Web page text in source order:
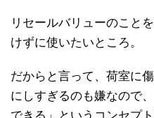
リセールバリューのこと
けずに使いたいところ。
だからと言って、荷室に
にしすぎるのも嫌なので